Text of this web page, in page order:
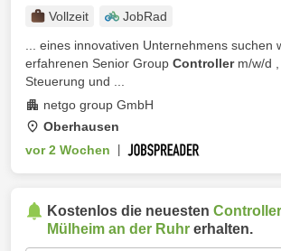
Vollzeit
JobRad
... eines innovativen Unternehmens suchen
erfahrenen Senior Group Controllerm/w/d ,
Steuerung und ...
netgo group GmbH
Oberhausen
vor 2 Wochen
Kostenlos die neuesten Controller
Mülheim an der Ruhr erhalten.